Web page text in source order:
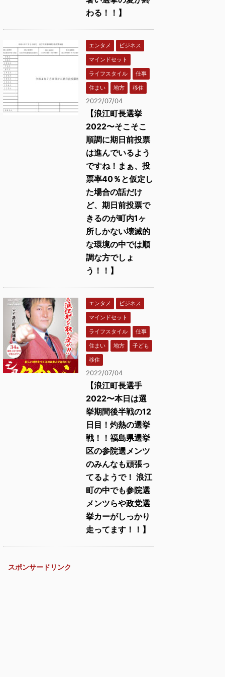
わる！！】
エンタメ
ビジネス
マインドセット
ライフスタイル
仕事
住まい
地方 移住
2022/07/04
【浪江町長選挙
2022〜そこそこ
順調に期日前投票
は進んでいるよう
ですね！まぁ、投
票率40％と仮定し
た場合の話だけ
ど、期日前投票で
きるのが町内1ヶ
所しかない壊滅的
な環境の中では順
調な方でしょ
う！！】
エンタメ
ビジネス
マインドセット
ライフスタイル
仕事
住まい
地方
子ども
移住
2022/07/04
【浪江町長選手
2022〜本日は選
挙期間後半戦の12
日目！灼熱の選挙
戦！！福島県選挙
区の参院選メンツ
のみんなも頑張っ
てるようで！ 浪江
町の中でも参院選
メンツらや政党選
挙カーがしっかり
走ってます！！】
スポンサードリンク